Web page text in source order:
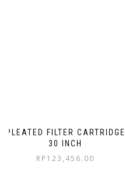
PLEATED FILTER CARTRIDGE
30 INCH
RP 123,456.00